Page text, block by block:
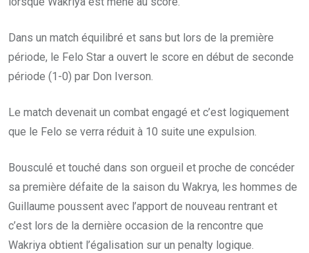
Dans un match équilibré et sans but lors de la première
période, le Felo Star a ouvert le score en début de seconde
période (1-0) par Don Iverson.
Le match devenait un combat engagé et c’est logiquement
que le Felo se verra réduit à 10 suite une expulsion.
Bousculé et touché dans son orgueil et proche de concéder
sa première défaite de la saison du Wakrya, les hommes de
Guillaume poussent avec l’apport de nouveau rentrant et
c’est lors de la dernière occasion de la rencontre que
Wakriya obtient l’égalisation sur un penalty logique.